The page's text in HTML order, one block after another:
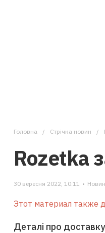
Головна Стрічка новин
Rozetka
30 вересня 2022, 10:11 •
Этот материал также
Деталі про